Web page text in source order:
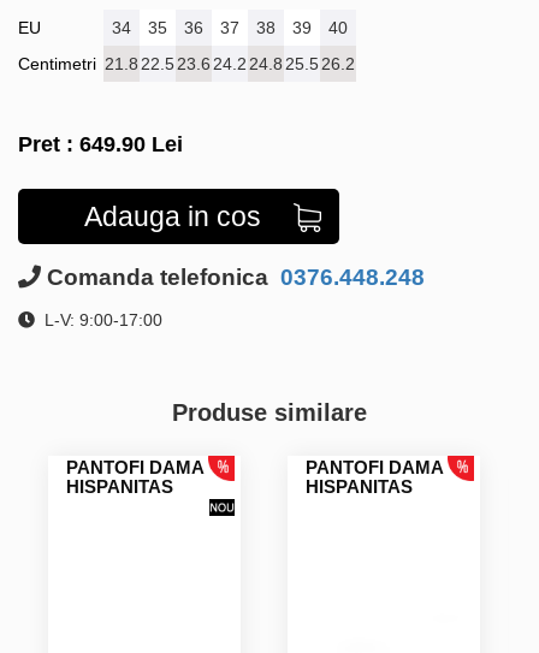
EU
Centimetri
34 35 36 37 38 39
40
21.8 22.523.6 24.2 24.8 25.526.2
Pret : 649.90 Lei
Adauga in cos
Comanda telefonica 0376.448.248
L-V: 9:00-17:00
Produse similare
PANTOFI DAMA
HISPANITAS
PANTOFI DAMA
HISPANITAS